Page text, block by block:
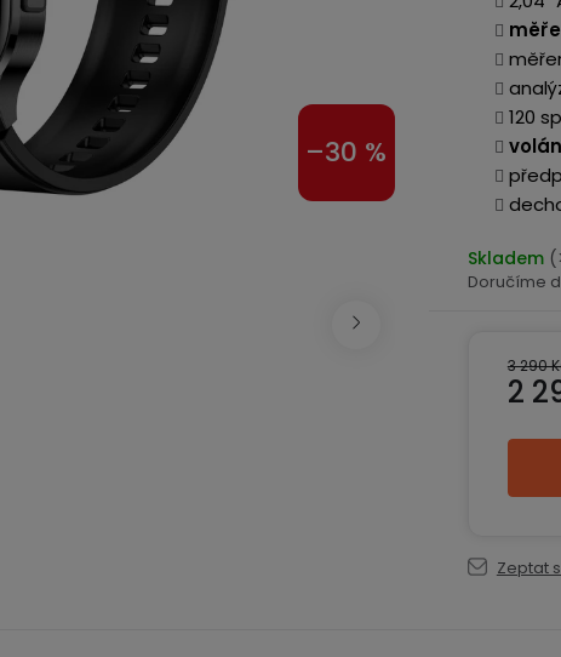
120
Skladem
3 290
2
Zeptat
–30 %